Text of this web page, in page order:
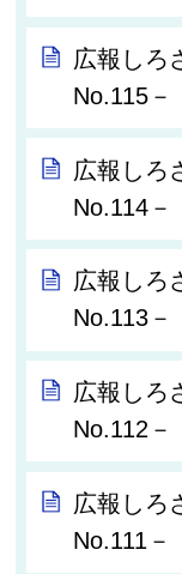
広報し
No.115－
広報し
No.114－
広報し
No.113－
広報し
No.112－
広報し
No.111－